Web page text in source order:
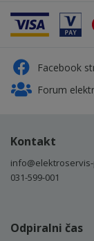
Facebook
Forum
Kontakt
031-599-001
Odpiralni čas